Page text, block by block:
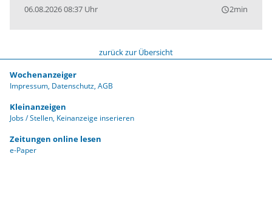
06.08.2026 08:37 Uhr query_builder2min
zurück zur Übersicht
Wochenanzeiger
Impressum Datenschutz AGB
Kleinanzeigen
Jobs / Stellen Keinanzeige inserieren
Zeitungen online lesen
e-Paper